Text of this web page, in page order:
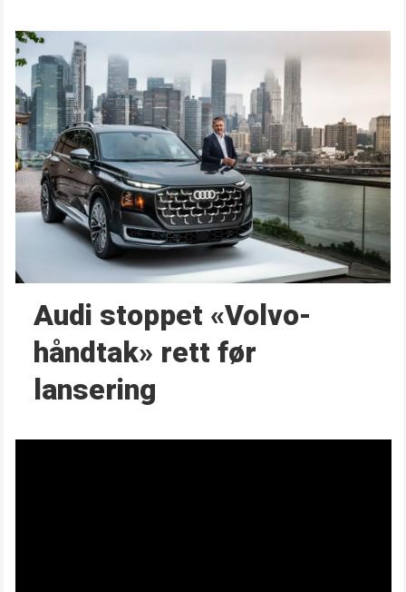
Audi stoppet «Volvo-
håndtak» rett før
lansering